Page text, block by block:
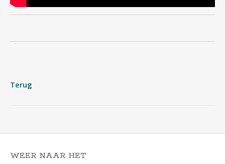
Terug
WEER NAAR HET